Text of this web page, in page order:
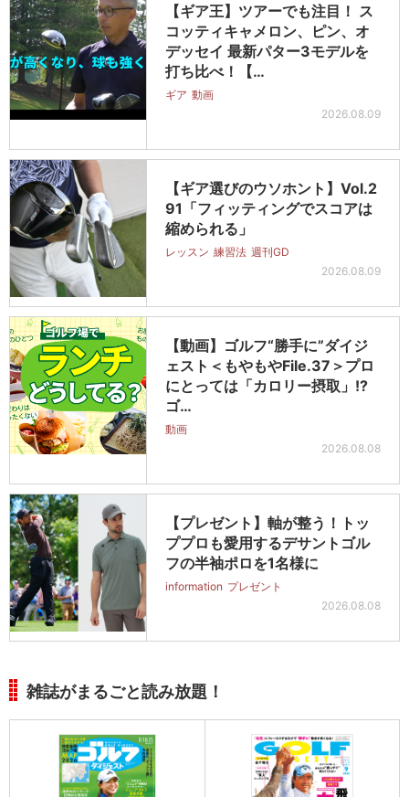
【ギア王】ツアーでも注目！ ス
コッティキャメロン、ピン、オ
デッセイ 最新パター3モデルを
打ち比べ！【…
ギア 動画
2026.08.09
【ギア選びのウソホント】Vol.2
91「フィッティングでスコアは
縮められる」
レッスン 練習法 週刊GD
2026.08.09
【動画】ゴルフ“勝手に”ダイジ
ェスト＜もやもやFile.37＞プロ
にとっては「カロリー摂取」!?
ゴ…
動画
2026.08.08
【プレゼント】軸が整う！トッ
ププロも愛用するデサントゴル
フの半袖ポロを1名様に
information プレゼント
2026.08.08
雑誌がまるごと読み放題！